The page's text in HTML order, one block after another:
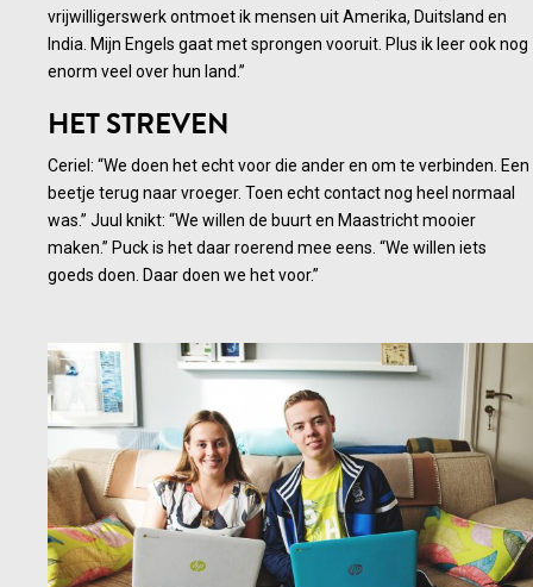
vrijwilligerswerk ontmoet ik mensen uit Amerika, Duitsland en
India. Mijn Engels gaat met sprongen vooruit. Plus ik leer ook nog
enorm veel over hun land.”
HET STREVEN
Ceriel: “We doen het echt voor die ander en om te verbinden. Een
beetje terug naar vroeger. Toen echt contact nog heel normaal
was.” Juul knikt: “We willen de buurt en Maastricht mooier
maken.” Puck is het daar roerend mee eens. “We willen iets
goeds doen. Daar doen we het voor.”